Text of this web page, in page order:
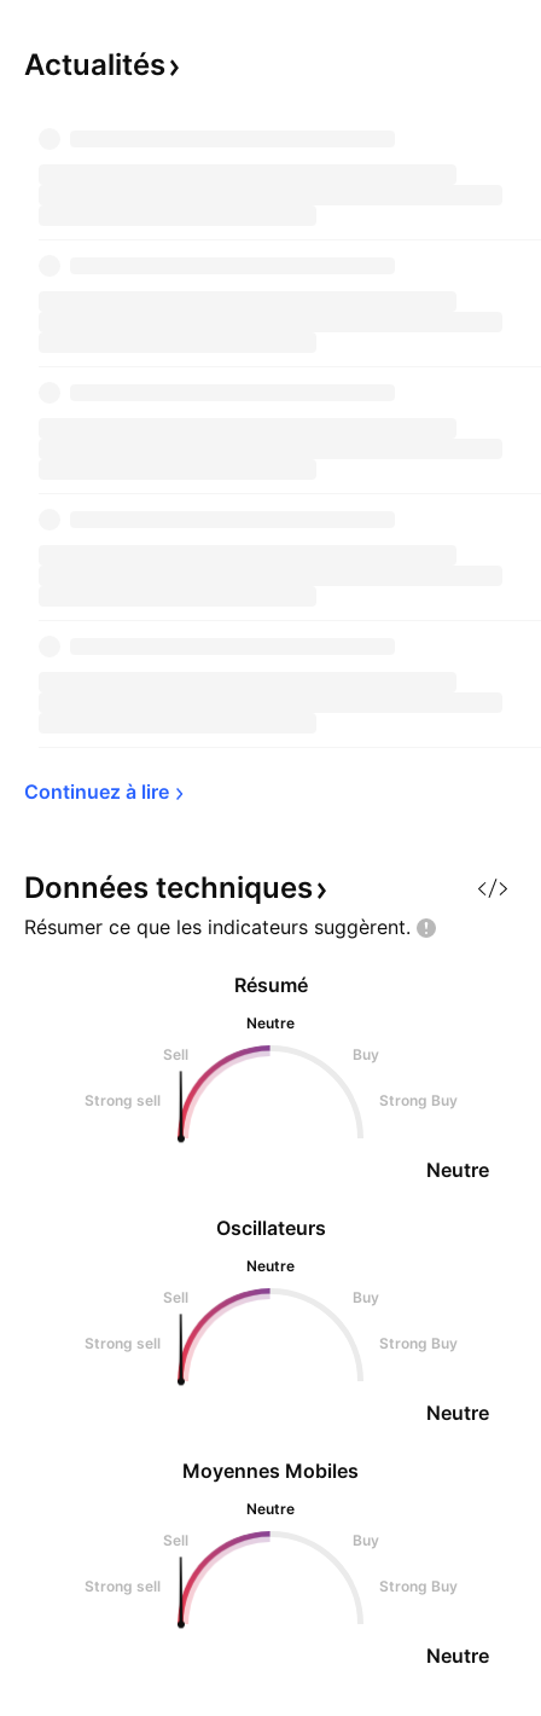
Actualités
Continuez à lire
Données techniques
Résumer ce que les indicateurs suggèrent.
Oscillateurs
Neutre
Sell
Buy
Strong sell Strong Buy
Neutre
Résumé
Neutre
Sell
Buy
Strong sell Strong Buy
Neutre
Moyennes Mobiles
Neutre
Sell
Buy
Strong sell Strong Buy
Neutre